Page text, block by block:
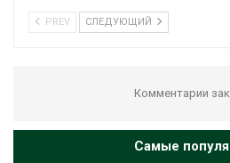
PREV СЛЕДУЮЩИЙ
Комментарии
Самые